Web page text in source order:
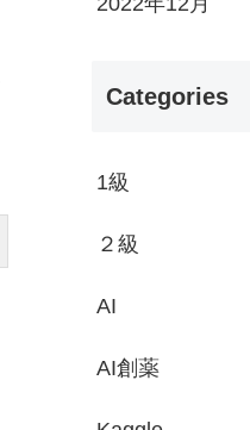
Categories
1級
２級
AI
AI創薬